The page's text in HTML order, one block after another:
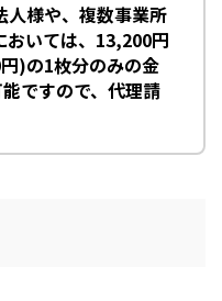
人様や、複数事業所
おいては、13,200円
)の1枚分のみの金
ですので、代理請